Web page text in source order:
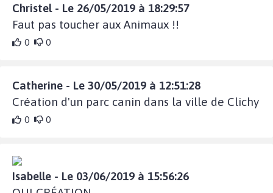
Christel - Le 26/05/2019 à 18:29:57
Faut pas toucher aux Animaux !!
0 0
Catherine - Le 30/05/2019 à 12:51:28
Création d'un parc canin dans la ville de Clichy
0 0
Isabelle - Le 03/06/2019 à 15:56:26